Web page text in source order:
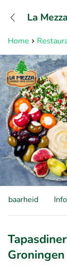
Home
La Mezza
Groningen